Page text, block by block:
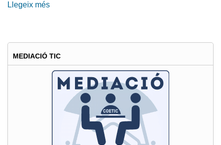
Llegeix més
ambassador
del
IOT
Solutions
World
Congress
Barcelona
MEDIACIÓ TIC